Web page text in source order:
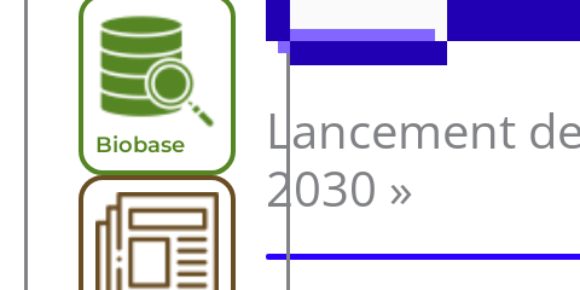
Biobase
Lancement
2030 »